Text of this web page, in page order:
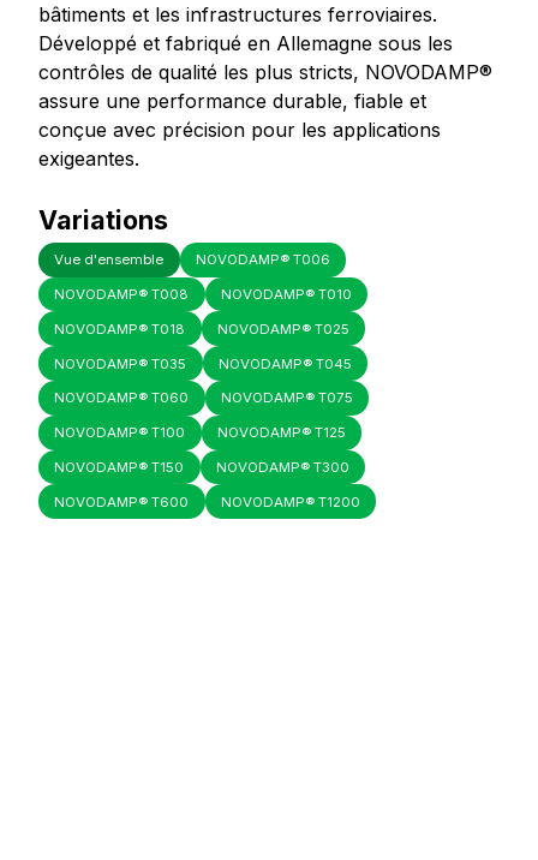
Danish
bâtiments et les infrastructures ferroviaires.
Développé et fabriqué en Allemagne sous les
contrôles de qualité les plus stricts, NOVODAMP®
assure une performance durable, fiable et
conçue avec précision pour les applications
exigeantes.
Variations
Vue d'ensemble NOVODAMP® T006
NOVODAMP® T008 NOVODAMP® T010
NOVODAMP® T018 NOVODAMP® T025
NOVODAMP® T035 NOVODAMP® T045
NOVODAMP® T060 NOVODAMP® T075
NOVODAMP® T100 NOVODAMP® T125
NOVODAMP® T150 NOVODAMP® T300
NOVODAMP® T600 NOVODAMP® T1200